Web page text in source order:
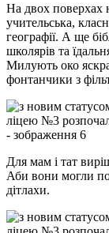
На двох поверхах
учительська,
географії. А ще
школярів та
Милують око
фонтанчики з
Для мам і тат
Аби вони могли
дітлахи.